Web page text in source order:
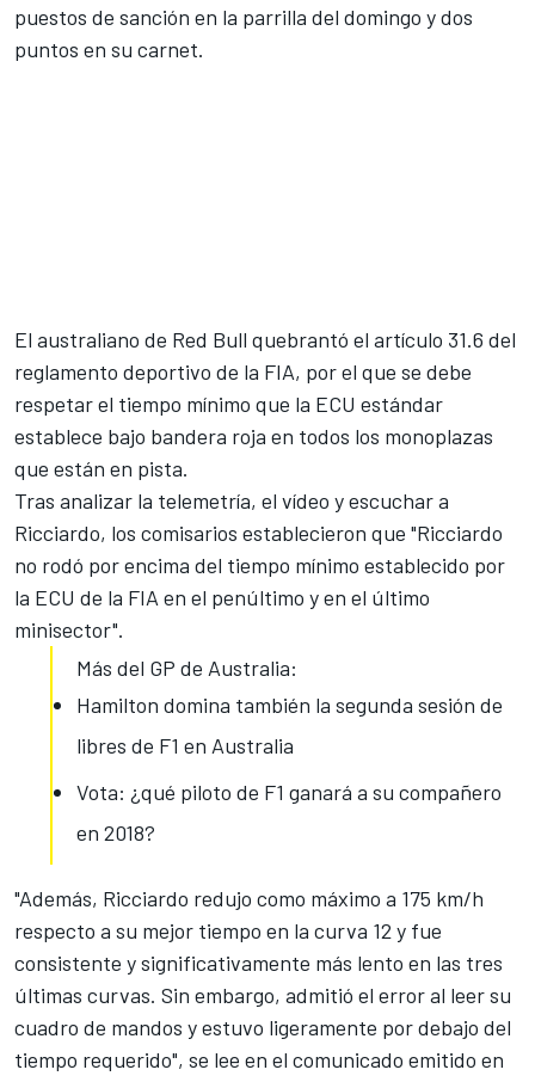
puestos de sanción en la parrilla del domingo y dos
puntos en su carnet.
El australiano de Red Bull quebrantó el artículo 31.6 del
reglamento deportivo de la FIA, por el que se debe
respetar el tiempo mínimo que la ECU estándar
establece bajo bandera roja en todos los monoplazas
que están en pista.
Tras analizar la telemetría, el vídeo y escuchar a
Ricciardo, los comisarios establecieron que "Ricciardo
no rodó por encima del tiempo mínimo establecido por
la ECU de la FIA en el penúltimo y en el último
minisector".
Más del GP de Australia:
Hamilton domina también la segunda sesión de
libres de F1 en Australia
Vota: ¿qué piloto de F1 ganará a su compañero
en 2018?
"Además, Ricciardo redujo como máximo a 175 km/h
respecto a su mejor tiempo en la curva 12 y fue
consistente y significativamente más lento en las tres
últimas curvas. Sin embargo, admitió el error al leer su
cuadro de mandos y estuvo ligeramente por debajo del
tiempo requerido", se lee en el comunicado emitido en